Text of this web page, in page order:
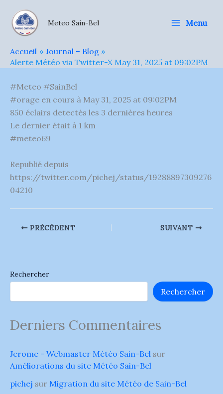
contenu
Meteo Sain-Bel Menu
Accueil
Journal – Blog
Alerte Météo via Twitter-X May 31, 2025 at 09:02PM
#Meteo #SainBel
#orage en cours à May 31, 2025 at 09:02PM
850 éclairs detectés les 3 dernières heures
Le dernier était à 1 km
#meteo69
Republié depuis
https://twitter.com/pichej/status/19288897309276
04210
PRÉCÉDENT SUIVANT
Rechercher
Rechercher
Derniers Commentaires
Jerome - Webmaster Météo Sain-Bel sur
Améliorations du site Météo Sain-Bel
pichej sur Migration du site Météo de Sain-Bel